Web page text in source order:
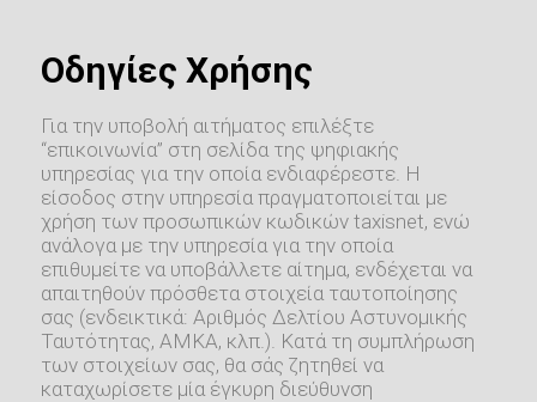
Οδηγίες Χρήσης
Για την υποβολή αιτήματος επιλέξτε
“επικοινωνία” στη σελίδα της ψηφιακής
υπηρεσίας για την οποία ενδιαφέρεστε. Η
είσοδος στην υπηρεσία πραγματοποιείται με
χρήση των προσωπικών κωδικών taxisnet, ενώ
ανάλογα με την υπηρεσία για την οποία
επιθυμείτε να υποβάλλετε αίτημα, ενδέχεται να
απαιτηθούν πρόσθετα στοιχεία ταυτοποίησης
σας (ενδεικτικά: Αριθμός Δελτίου Αστυνομικής
Ταυτότητας, ΑΜΚΑ, κλπ.). Κατά τη συμπλήρωση
των στοιχείων σας, θα σάς ζητηθεί να
καταχωρίσετε μία έγκυρη διεύθυνση